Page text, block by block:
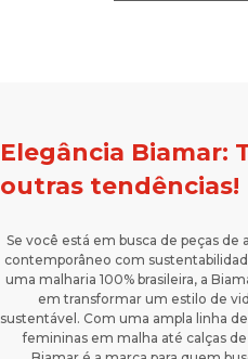
Elegância Biamar:
outras tendências!
Se você está em busca de peças
contemporâneo com
uma malharia 100% brasileira, a
em transformar um estilo de
sustentável. Com uma ampla linha
femininas em malha até calças